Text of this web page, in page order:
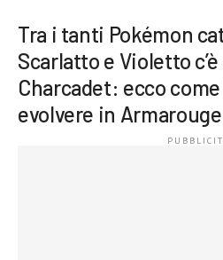
Tra i tanti Pokémon
Scarlatto e Violetto
Charcadet: ecco
evolvere in